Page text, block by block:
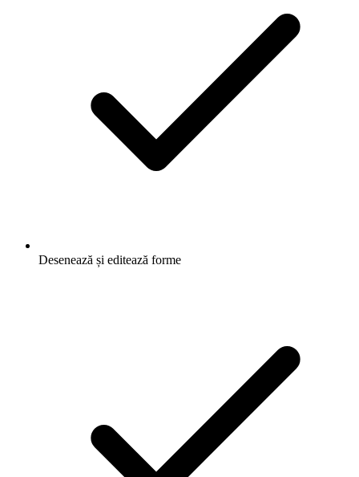
Desenează și editează forme